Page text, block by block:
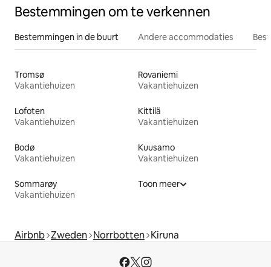
Bestemmingen om te verkennen
Bestemmingen in de buurt Andere accommodaties
Tromsø
Vakantiehuizen
Rovaniemi
Vakantiehuizen
Lofoten
Vakantiehuizen
Kittilä
Vakantiehuizen
Bodø
Vakantiehuizen
Kuusamo
Vakantiehuizen
Sommarøy
Vakantiehuizen
Toon meer
Airbnb Zweden Norrbotten Kiruna